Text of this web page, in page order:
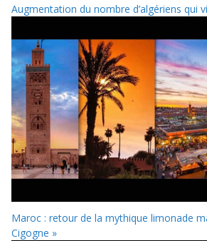
Augmentation du nombre d’algériens qui
Maroc : retour de la mythique limonade
Cigogne »